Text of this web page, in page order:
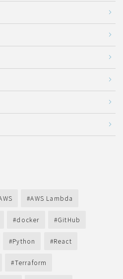
AWS Lambda
docker GitHub
Python React
Terraform